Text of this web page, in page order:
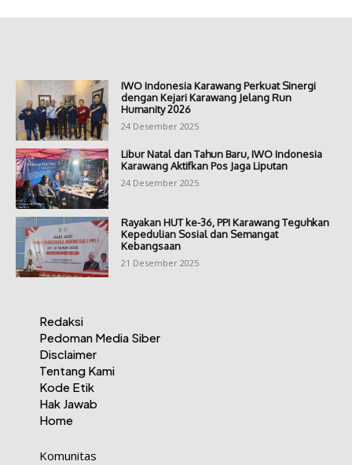
IWO Indonesia Karawang Perkuat Sinergi
dengan Kejari Karawang Jelang Run
Humanity 2026
24 Desember 2025
Libur Natal dan Tahun Baru, IWO Indonesia
Karawang Aktifkan Pos Jaga Liputan
24 Desember 2025
Rayakan HUT ke-36, PPI Karawang Teguhkan
Kepedulian Sosial dan Semangat
Kebangsaan
21 Desember 2025
Redaksi
Pedoman Media Siber
Disclaimer
Tentang Kami
Kode Etik
Hak Jawab
Home
Komunitas